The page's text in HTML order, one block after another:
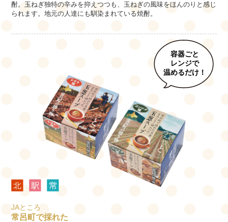
酎。玉ねぎ独特の辛みを抑えつつも、玉ねぎの風味をほんのりと感じ
られます。地元の人達にも馴染まれている焼酎。
容器ごと
レンジで
温めるだけ！
JAところ
常呂町で採れた